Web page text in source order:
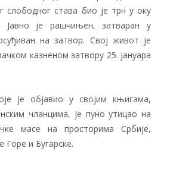
слободног става био је трн у оку
Јавно је рашчињен, затваран у
на затвор. Свој живот је
казненом затвору 25. јануара
је објавио у својим књигама,
чланцима, је пуно утицао на
масе на просторима Србије,
Горе и Бугарске.